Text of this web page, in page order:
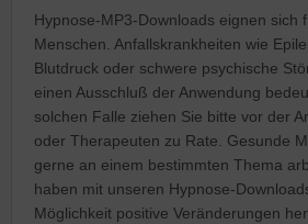
Hypnose-MP3-Downloads eignen sich
Menschen. Anfallskrankheiten wie
Blutdruck oder schwere psychische
einen Ausschluß der Anwendung
solchen Falle ziehen Sie bitte vor der
oder Therapeuten zu Rate. Gesunde
gerne an einem bestimmten Thema
haben mit unseren Hypnose-
Möglichkeit positive Veränderungen